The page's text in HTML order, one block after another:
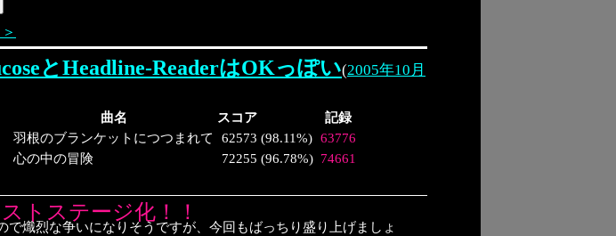
とHeadline-ReaderはOKっぽい(2005年10月
曲名 スコア
記録
羽根のブランケットにつつまれて 62573 (98.11%) 63776
心の中の冒険 72255 (96.78%) 74661
トステージ化！！
で熾烈な争いになりそうですが、今回もばっちり盛り上げましょ